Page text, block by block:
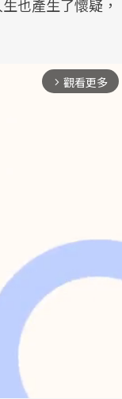
也產生了懷疑，
arrow_forward_ios 觀看更多